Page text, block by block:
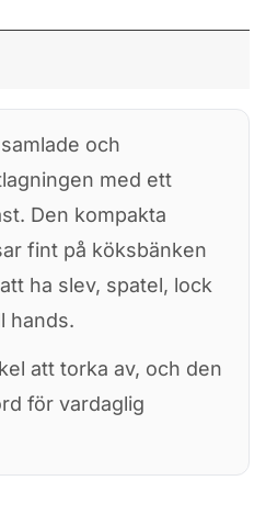
och
med ett
Den kompakta
fint på köksbänken
ha slev, spatel, lock
hands.
att torka av, och den
för vardaglig